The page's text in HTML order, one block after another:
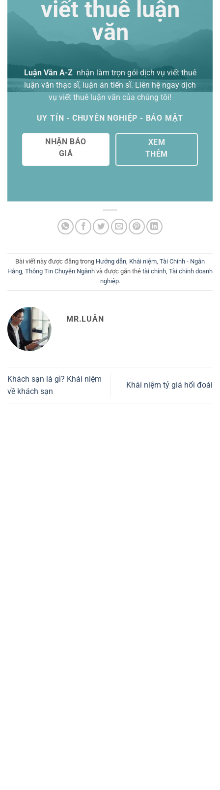
viết thuê luận
văn
Luận Văn A-Z nhận làm trọn gói dịch vụ viết thuê
luận văn thạc sĩ, luận án tiến sĩ. Liên hệ ngay dịch
vụ viết thuê luận văn của chúng tôi!
UY TÍN - CHUYÊN NGHIỆP - BẢO MẬT
NHẬN BÁO
GIÁ
XEM
THÊM
Bài viết này được đăng trong Hướng dẫn, Khái niệm, Tài Chính - Ngân
Hàng, Thông Tin Chuyên Ngành và được gắn thẻ tài chính, Tài chính doanh
nghiệp.
MR.LUÂN
Khách sạn là gì? Khái niệm
về khách sạn
Khái niệm tỷ giá hối đoái